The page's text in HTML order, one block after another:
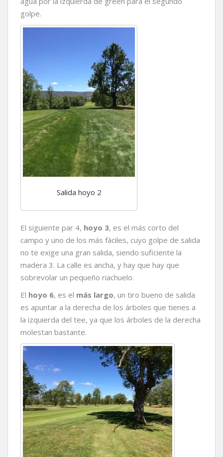
golpe.
Salida hoyo 2
El siguiente par 4, hoyo 3, es el más corto del
campo y uno de los más fáciles, cuyo golpe de salida
no te exige una gran salida, siendo suficiente la
madera 3. La calle es ancha, y hay que hay que
sobrevolar un pequeño riachuelo.
El hoyo 6, es el más largo, un tiro bueno de salida
es apuntar a la derecha de los árboles que tienes a
la izquierda del tee, ya que los árboles de la derecha
molestan bastante.